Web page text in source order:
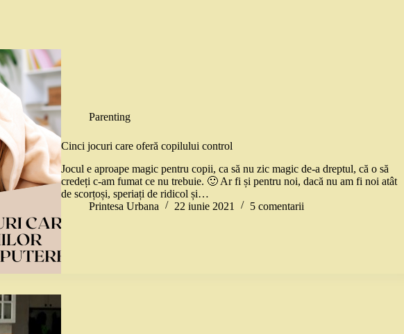
Parenting
Cinci jocuri care oferă copilului control
Jocul e aproape magic pentru copii, ca să nu zic magic de-a dreptul, că o să
credeți c-am fumat ce nu trebuie. 🙂 Ar fi și pentru noi, dacă nu am fi noi atât
de scorțoși, speriați de ridicol și…
Printesa Urbana
22 iunie 2021 5 comentarii